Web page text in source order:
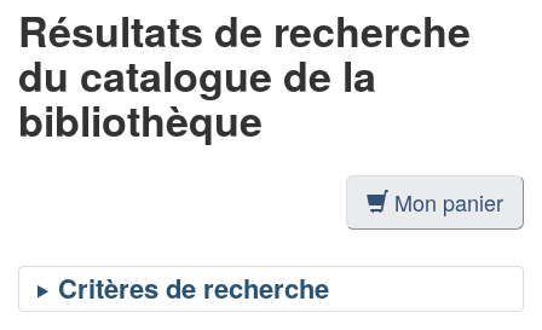
Résultats de recherche
du catalogue de la
bibliothèque
Mon panier